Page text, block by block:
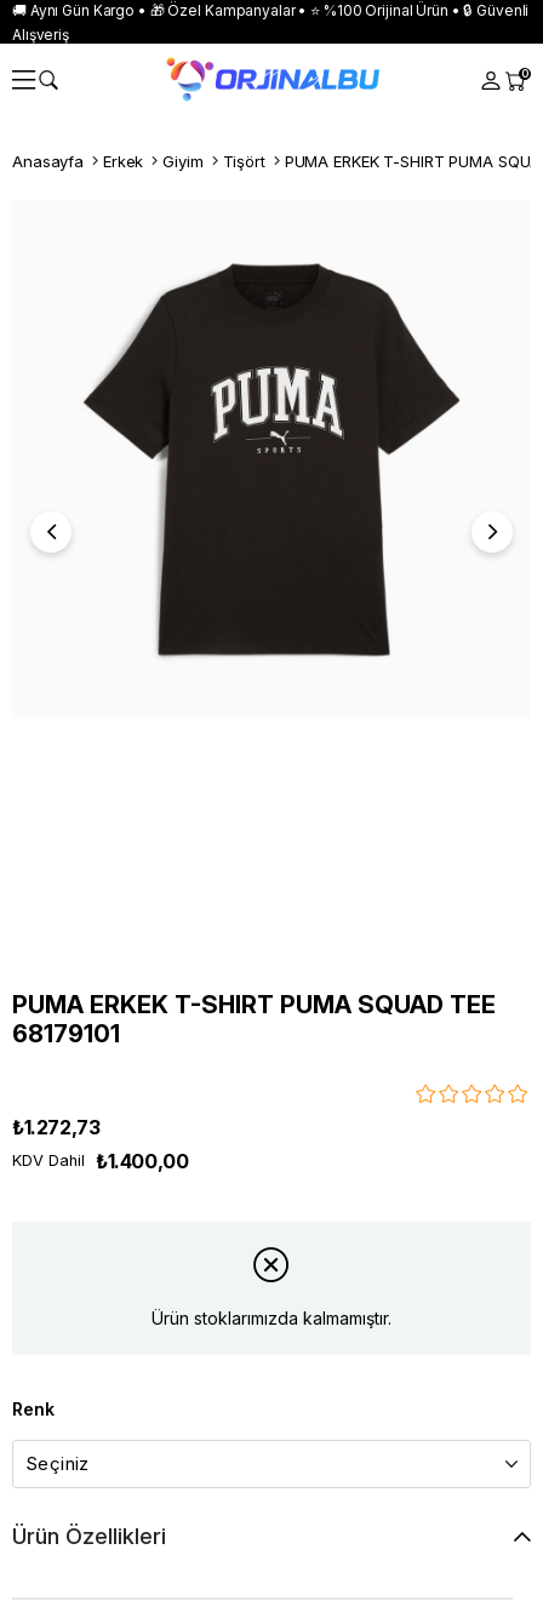
🚚 Aynı Gün Kargo • 🎁 Özel Kampanyalar • ⭐ %100 Orijinal Ürün • 🔒 Güvenli
Alışveriş
0
Anasayfa Erkek Giyim Tişört PUMA ERKEK T-SHIRT PUMA
PUMA ERKEK T-SHIRT PUMA SQUAD TEE
68179101
₺1.272,73
KDV Dahil ₺1.400,00
Ürün stoklarımızda kalmamıştır.
Renk
Ürün Özellikleri